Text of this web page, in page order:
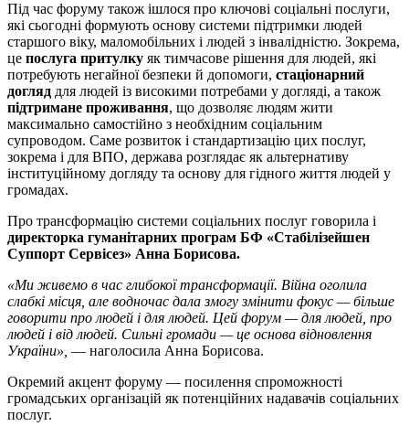
Під час форуму також ішлося про ключові соціальні послуги,
які сьогодні формують основу системи підтримки людей
старшого віку, маломобільних і людей з інвалідністю. Зокрема,
це послуга притулку як тимчасове рішення для людей, які
потребують негайної безпеки й допомоги, стаціонарний
догляд для людей із високими потребами у догляді, а також
підтримане проживання, що дозволяє людям жити
максимально самостійно з необхідним соціальним
супроводом. Саме розвиток і стандартизацію цих послуг,
зокрема і для ВПО, держава розглядає як альтернативу
інституційному догляду та основу для гідного життя людей у
громадах.
Про трансформацію системи соціальних послуг говорила і
директорка гуманітарних програм БФ «Стабілізейшен
Суппорт Сервісез» Анна Борисова.
«Ми живемо в час глибокої трансформації. Війна оголила
слабкі місця, але водночас дала змогу змінити фокус — більше
говорити про людей і для людей. Цей форум — для людей, про
людей і від людей. Сильні громади — це основа відновлення
України», — наголосила Анна Борисова.
Окремий акцент форуму — посилення спроможності
громадських організацій як потенційних надавачів соціальних
послуг.